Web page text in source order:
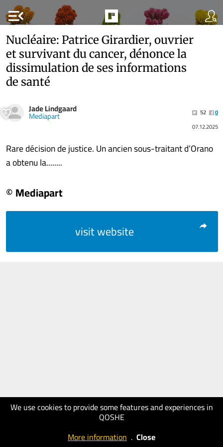
menu_open
We use cookies to provide some features and experiences in
QOSHE
More information . Close
Nucléaire: Patrice Girardier, ouvrier
et survivant du cancer, dénonce la
dissimulation de ses informations
de santé
Jade Lindgaard
Mediapart 52
0
07.12.2025
Rare décision de justice. Un ancien sous-traitant d’Orano
a obtenu la........
© Mediapart
visit website